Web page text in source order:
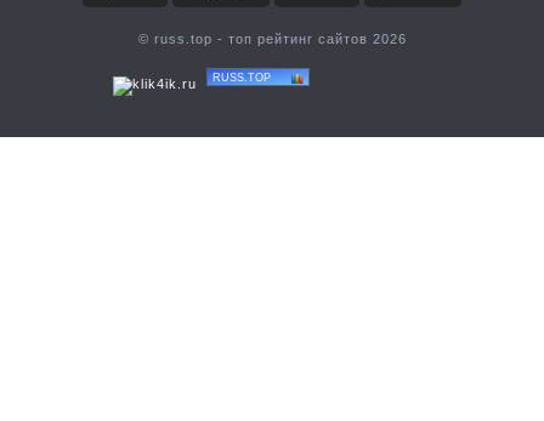
© russ.top - топ рейтинг сайтов 2026